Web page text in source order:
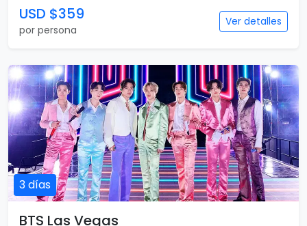
USD $359
por persona
Ver detalles
3 días
BTS Las Vegas